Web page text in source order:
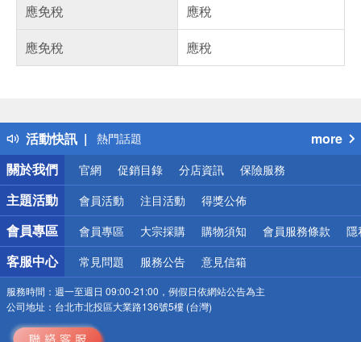
應免稅
應稅
應免稅
應稅
活動快訊
得獎公告
熱門話題
銀行優惠
偏遠地區配送
詐騙網頁！請小心！
more
關於我們
官網 促銷目錄 分店資訊 保險服務
主題活動 會員活動 注目活動 得獎公佈
會員專區 會員專區 大宗採購 購物須知 會員服務條款 隱
客服中心 常見問題 服務公告 意見信箱
服務時間： 週一至週日 09:00-21:00，例假日依網站公告為主
公司地址： 台北市北投區大業路136號5樓 (台灣)